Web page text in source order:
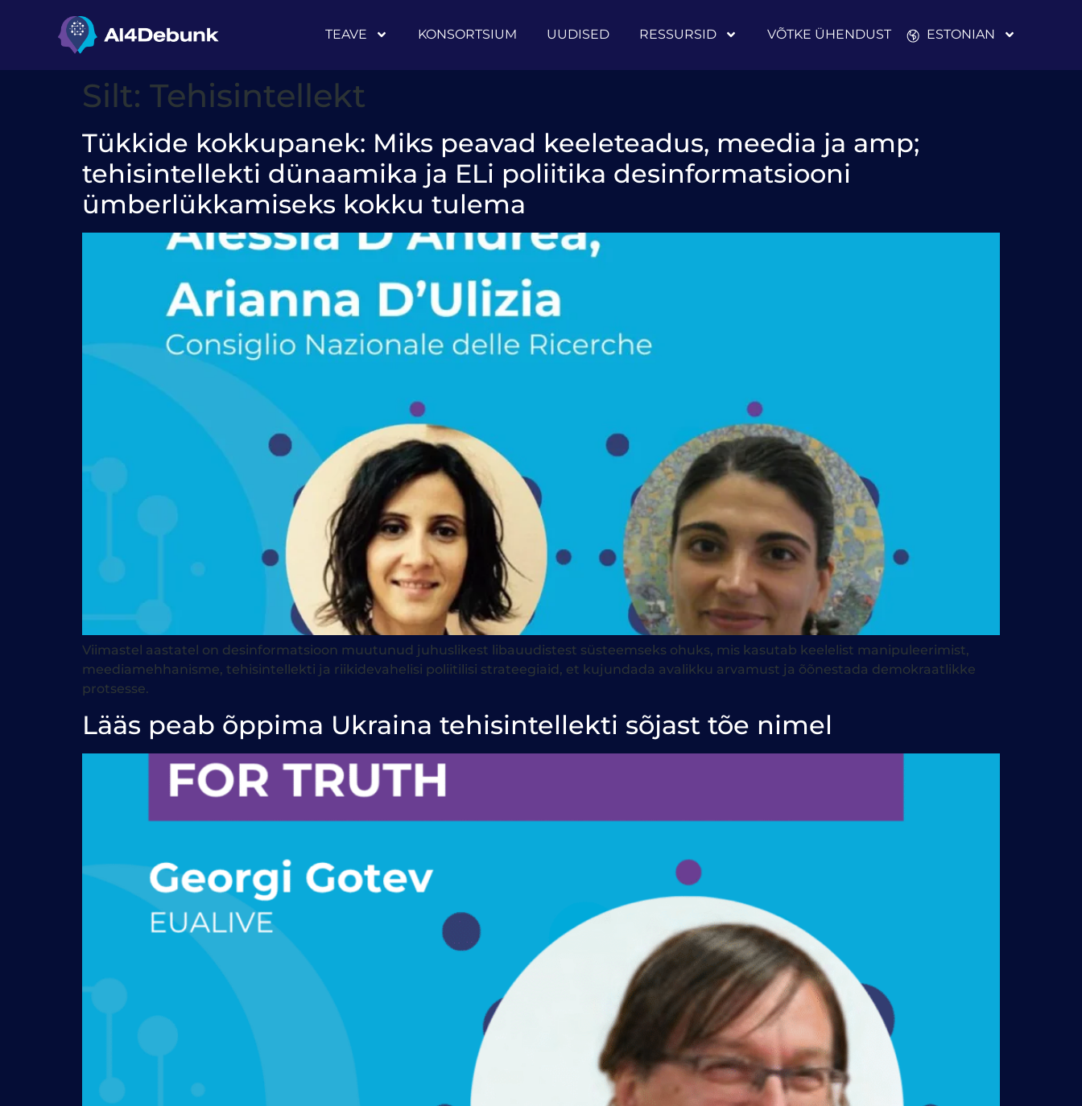
TEAVE
KONSORTSIUM UUDISED RESSURSID VÕTKE ÜHENDUST ESTONIAN
Silt: Tehisintellekt
Tükkide kokkupanek: Miks peavad keeleteadus, meedia ja amp;
tehisintellekti dünaamika ja ELi poliitika desinformatsiooni
ümberlükkamiseks kokku tulema
Viimastel aastatel on desinformatsioon muutunud juhuslikest libauudistest süsteemseks ohuks, mis kasutab keelelist manipuleerimist,
meediamehhanisme, tehisintellekti ja riikidevahelisi poliitilisi strateegiaid, et kujundada avalikku arvamust ja õõnestada demokraatlikke
protsesse.
Lääs peab õppima Ukraina tehisintellekti sõjast tõe nimel